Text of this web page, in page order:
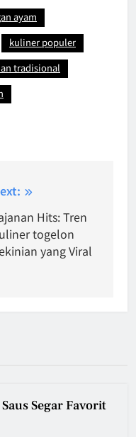
ayam
kuliner populer
tradisional
Hits: Tren
togelon
yang Viral
Segar Favorit